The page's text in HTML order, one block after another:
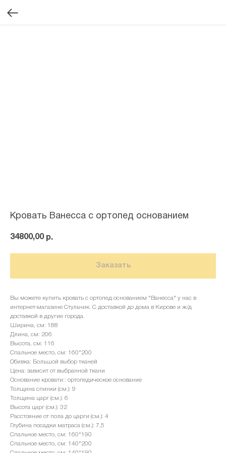
Кровать Ванесса с ортопед основанием
34800,00 р.
Заказать
Вы можете купить кровать с ортопед основанием "Ванесса" у нас в
интернет-магазине Стульчик. С доставкой до дома в Кирове и ж/д
доставкой в другие города.
Ширина, см: 188
Длина, см: 206
Высота, см: 116
Спальное место, см: 160*200
Обивка: Большой выбор тканей
Цена: зависит от выбранной ткани
Основание кровати:: ортопедическое основание
Толщина спинки (см.): 9
Толщина царг (см.): 6
Высота царг (см.): 32
Расстояние от пола до царги (см.): 4
Глубина посадки матраса (см.): 7,5
Спальное место, см: 160*190
Спальное место, см: 140*200